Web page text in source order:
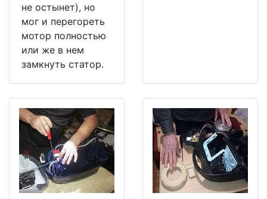
не остынет), но
мог и перегореть
мотор полностью
или же в нем
замкнуть статор.